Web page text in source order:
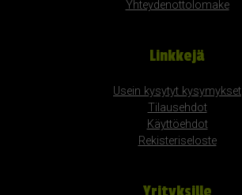
Yhteydenottolomake
Linkkejä
Usein kysytyt kysymykset
Tilausehdot
Käyttöehdot
Rekisteriseloste